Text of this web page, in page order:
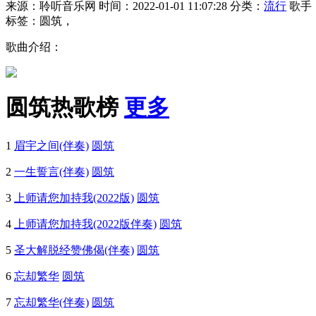
来源：聆听音乐网 时间：2022-01-01 11:07:28 分类： 流行 歌手
标签：圆筑，
歌曲介绍：
圆筑热歌榜 更多
1 眉宇之间(伴奏) 圆筑
2 一生誓言(伴奏) 圆筑
3 上师请您加持我(2022版) 圆筑
4 上师请您加持我(2022版伴奏) 圆筑
5 圣大解脱经赞佛偈(伴奏) 圆筑
6 忘却繁华 圆筑
7 忘却繁华(伴奏) 圆筑